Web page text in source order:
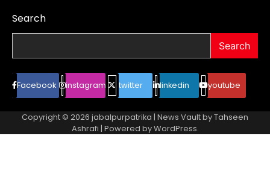
Search
Search
Facebook instagram twitter linkedin youtube
Copyright © 2026 jabalpurpatrika | News Vault byTahseen
Ashrafi | Powered byWordPress.